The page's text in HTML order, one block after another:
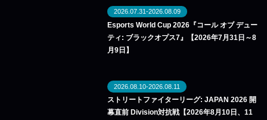
2026.07.31-2026.08.09
Esports World Cup 2026『コール オブ デュー
ティ: ブラックオプス7』【2026年7月31日～8
月9日】
2026.08.10-2026.08.11
ストリートファイターリーグ: JAPAN 2026 開
幕直前 Division対抗戦【2026年8月10日、11